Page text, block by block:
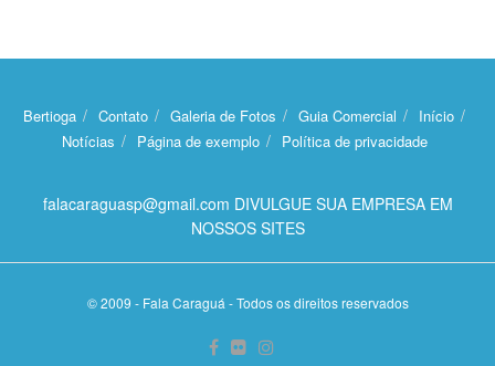
Bertioga Contato Galeria de Fotos Guia Comercial
Início
Notícias
Página de exemplo Política de privacidade
falacaraguasp@gmail.com DIVULGUE SUA EMPRESA EM
NOSSOS SITES
© 2009 - Fala Caraguá - Todos os direitos reservados